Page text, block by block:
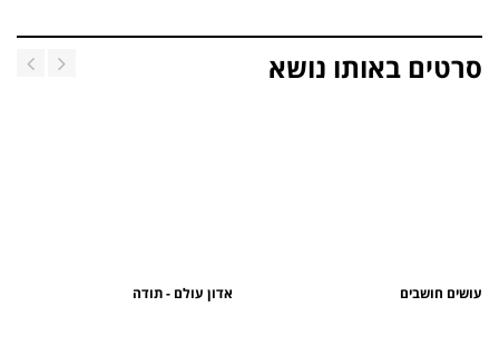
סרטים באותו נושא
עושים חושבים אדון עולם - תודה